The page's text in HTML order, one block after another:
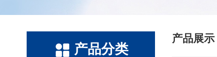
产品分类
产品展示